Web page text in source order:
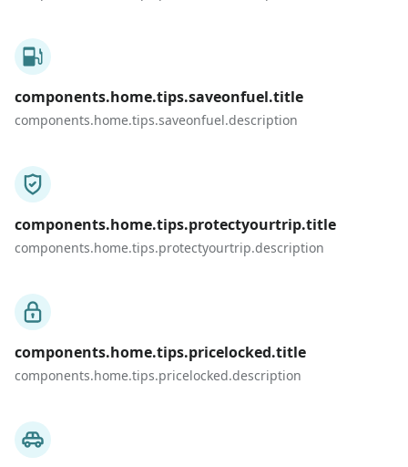
components.home.tips.saveonfuel.title
components.home.tips.saveonfuel.description
components.home.tips.protectyourtrip.title
components.home.tips.protectyourtrip.description
components.home.tips.pricelocked.title
components.home.tips.pricelocked.description